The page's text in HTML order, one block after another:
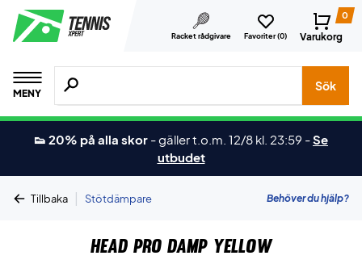
Racket rådgivare Favoriter (0)
0
Varukorg
MENY
Sök efter produkter, märken osv.
Sök
👟 20% på alla skor -gäller t.o.m. 12/8 kl. 23:59 -Se
utbudet
Tillbaka | Stötdämpare Behöver du hjälp?
Head Pro Damp Yellow